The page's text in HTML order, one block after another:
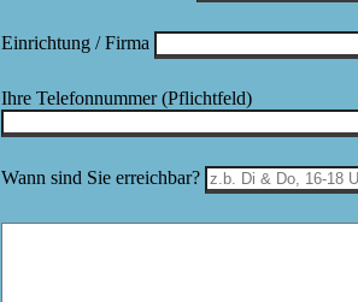
Einrichtung / Firma
Ihre Telefonnummer(Pflichtfeld)
Bitte lasse dieses Feld leer.
Wann sind Sie erreichbar?